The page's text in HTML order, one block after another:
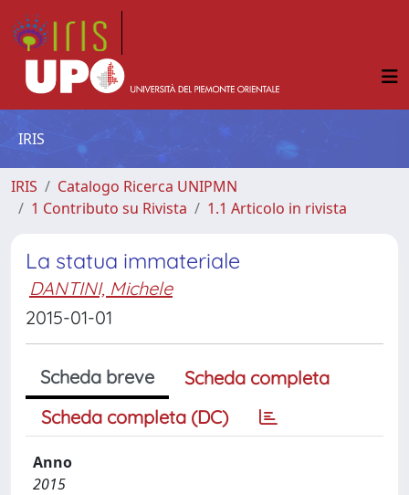
IRIS
IRIS
Catalogo Ricerca UNIPMN
1 Contributo su Rivista
1.1 Articolo in rivista
La statua immateriale
DANTINI, Michele
2015-01-01
Scheda breve
Scheda completa
Scheda completa (DC)
Anno
2015